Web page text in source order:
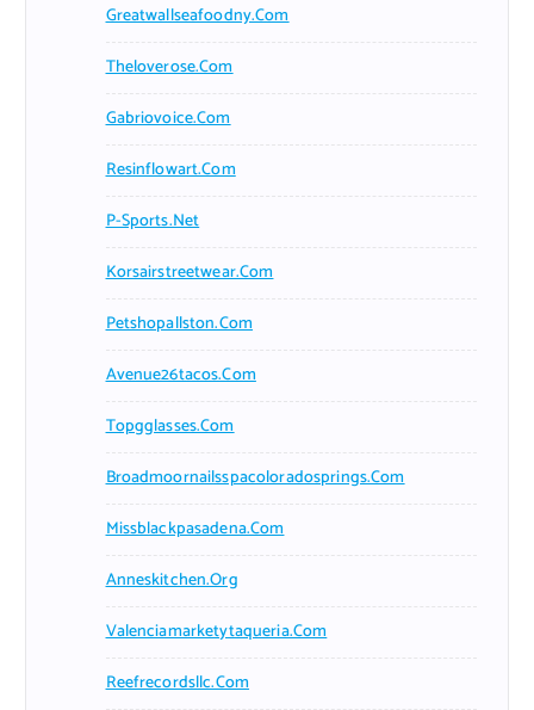
Greatwallseafoodny.com
Theloverose.com
Gabriovoice.com
Resinflowart.com
P-Sports.net
Korsairstreetwear.com
Petshopallston.com
Avenue26tacos.com
Topgglasses.com
Broadmoornailsspacoloradosprings.com
Missblackpasadena.com
Anneskitchen.org
Valenciamarketytaqueria.com
Reefrecordsllc.com